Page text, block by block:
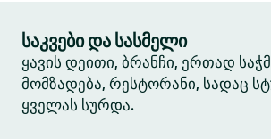
საკვები და სასმელი
ყავის დეითი, ბრანჩი, ერთად
მომზადება, რესტორანი, სადაც
ყველას სურდა.